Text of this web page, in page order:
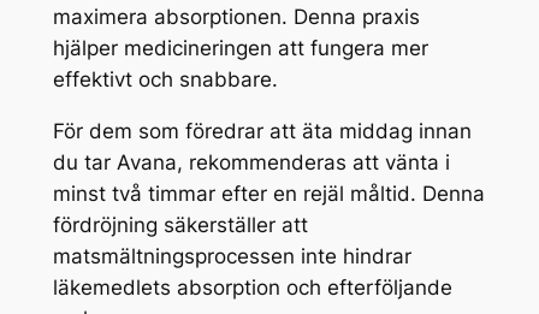
maximera absorptionen. Denna praxis
hjälper medicineringen att fungera mer
effektivt och snabbare.
För dem som föredrar att äta middag innan
du tar Avana, rekommenderas att vänta i
minst två timmar efter en rejäl måltid. Denna
fördröjning säkerställer att
matsmältningsprocessen inte hindrar
läkemedlets absorption och efterföljande